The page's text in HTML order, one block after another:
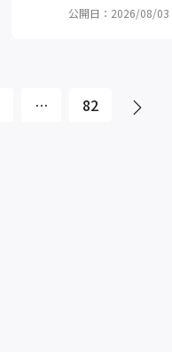
公開日：2026/08/03
… 82